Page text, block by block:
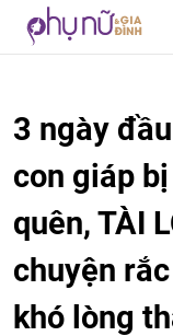
3 ngày
con giáp
quên, TÀI
chuyện
khó lòng